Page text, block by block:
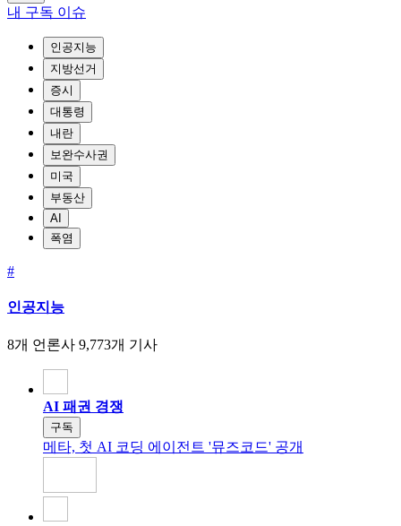
내 구독 이슈
인공지능
지방선거
증시
대통령
내란
보완수사권
미국
부동산
AI
폭염
#
인공지능
8개 언론사 9,773개 기사
AI 패권 경쟁
구독
메타, 첫 AI 코딩 에이전트 '뮤즈코드' 공개